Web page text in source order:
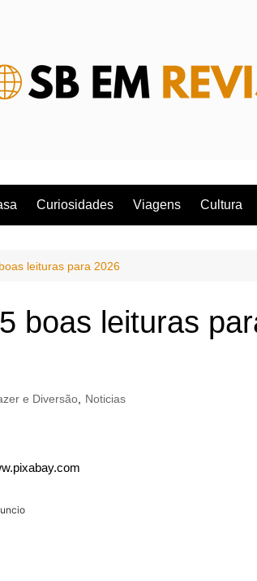
Curiosidades Viagens Cultura
leituras para 2026
boas leituras
e Diversão Noticias